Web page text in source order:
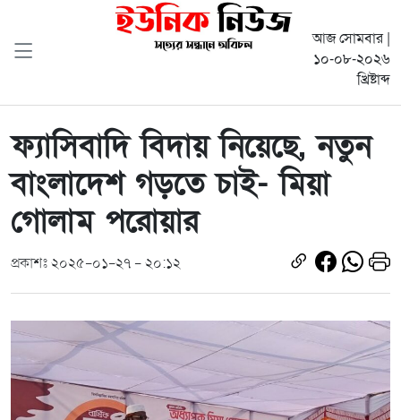
আজ সোমবার |
১০-০৮-২০২৬
খ্রিষ্টাব্দ
ফ্যাসিবাদি বিদায় নিয়েছে, নতুন
বাংলাদেশ গড়তে চাই- মিয়া
গোলাম পরোয়ার
প্রকাশঃ ২০২৫-০১-২৭ - ২০:১২